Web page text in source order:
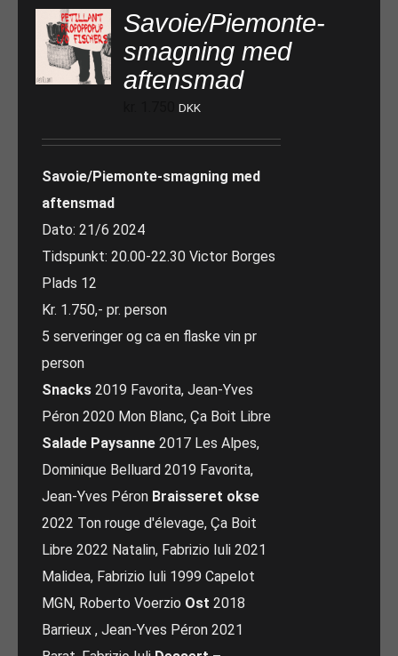
Savoie/Piemonte-
smagning med
aftensmad
DKK
Savoie/Piemonte-smagning med
aftensmad
Dato: 21/6 2024
Tidspunkt: 20.00-22.30 Victor Borges
Plads 12
Kr. 1.750,- pr. person
5 serveringer og ca en flaske vin pr
person
Snacks 2019 Favorita, Jean-Yves
Péron 2020 Mon Blanc, Ça Boit Libre
Salade Paysanne 2017 Les Alpes,
Dominique Belluard 2019 Favorita,
Jean-Yves Péron Braisseret okse
2022 Ton rouge d'élevage, Ça Boit
Libre 2022 Natalin, Fabrizio Iuli 2021
Malidea, Fabrizio Iuli 1999 Capelot
MGN, Roberto Voerzio Ost 2018
Barrieux , Jean-Yves Péron 2021